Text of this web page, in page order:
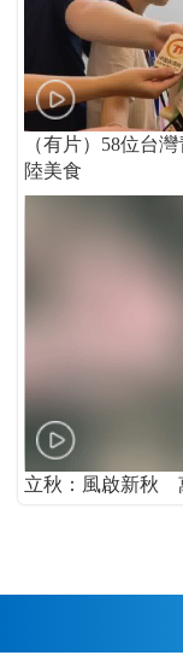
（有片）58位台
陸美食
立秋：風啟新秋